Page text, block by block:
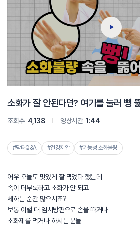
#추나요법
소화가 잘 안된다면? 여기를 눌러 뻥
조회수 4,138 영상시간 1:44
#닥터Q&A #건강지압 #기능성 소화불량
어우 오늘도 맛있게 잘 먹었다 했는데
속이 더부룩하고 소화가 안 되고
체하는 순간 많으시죠?
보통 이럴 때 임시방편으로 손을 따거나
소화제를 먹거나 하시는 분들